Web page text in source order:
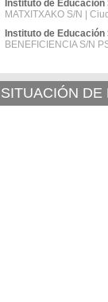
Instituto de Educación
MATXITXAKO S/N |
Instituto de Educación
BENEFICIENCIA S/N
SITUACIÓN DE